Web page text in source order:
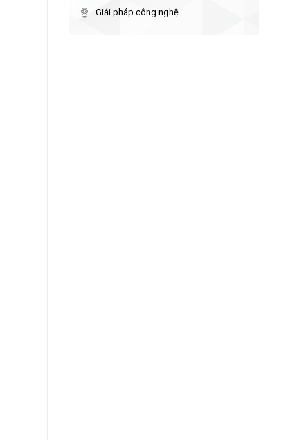
Giải pháp công nghệ